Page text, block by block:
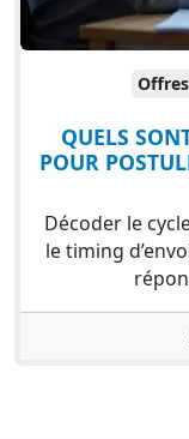
QUELS
POUR
Décoder le
le timing